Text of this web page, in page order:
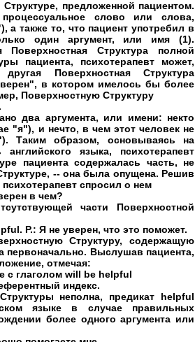
предложенной пациентом.
слово или слова,
также то, что пациент употребил в
один аргумент, или имя (1).
Структура полной
пациента, психотерапевт может,
Поверхностная Структура
в котором имелось бы более
Поверхностную Структуру
два аргумента, или имени: некто
"я"), и нечто, в чем этот человек не
Таким образом, основываясь на
языка, психотерапевт
пациента содержалась часть, не
-- она была опущена. Решив
спросил о нем
в чем?
части Поверхностной
P.: Я не уверен, что это поможет.
Структуру, содержащую
Выслушав пациента,
отмечая:
с глаголом will be helpful
индекс.
неполна, предикат helpful
языке в случае правильных
более одного аргумента или